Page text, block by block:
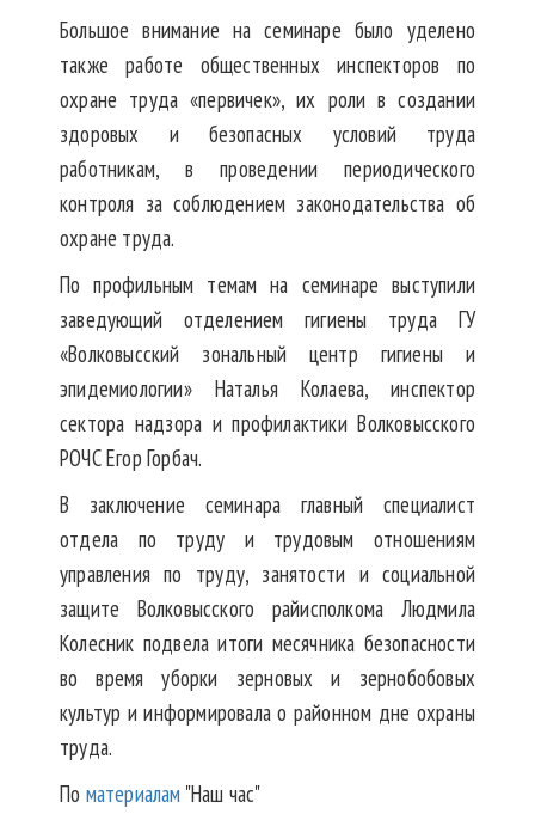
Большое внимание на семинаре было уделено
также работе общественных инспекторов по
охране труда «первичек», их роли в создании
здоровых и безопасных условий труда
работникам, в проведении периодического
контроля за соблюдением законодательства об
охране труда.
По профильным темам на семинаре выступили
заведующий отделением гигиены труда ГУ
«Волковысский зональный центр гигиены и
эпидемиологии» Наталья Колаева, инспектор
сектора надзора и профилактики Волковысского
РОЧС Егор Горбач.
В заключение семинара главный специалист
отдела по труду и трудовым отношениям
управления по труду, занятости и социальной
защите Волковысского райисполкома Людмила
Колесник подвела итоги месячника безопасности
во время уборки зерновых и зернобобовых
культур и информировала о районном дне охраны
труда.
По материалам "Наш час"